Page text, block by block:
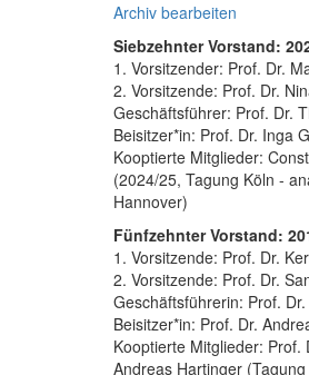
Archiv bearbeiten
Siebzehnter Vorstand:
1. Vorsitzender: Prof. Dr.
2. Vorsitzende: Prof. Dr.
Geschäftsführer: Prof. Dr.
Beisitzer*in: Prof. Dr. Inga
Kooptierte Mitglieder:
(2024/25, Tagung Köln -
Hannover)
Fünfzehnter Vorstand:
1. Vorsitzende: Prof. Dr.
2. Vorsitzende: Prof. Dr.
Geschäftsführerin: Prof.
Beisitzer*in: Prof. Dr.
Kooptierte Mitglieder:
Andreas Hartinger